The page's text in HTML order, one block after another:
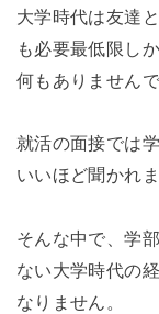
大学時代は友達
も必要最低限し
何もありませんで
就活の面接では
いいほど聞かれま
そんな中で、学
ない大学時代の
なりません。